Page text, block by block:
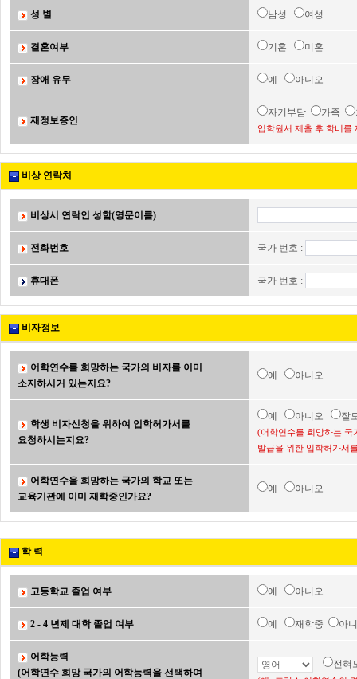
성 별 남성 여성
결혼여부 기혼 미혼
장애 유무 예 아니오
재정보증인
자기부담 가족
입학원서 제출 후 학비를
비상 연락처
비상시 연락인 성함(영문이름)
전화번호 국가 번호 :
휴대폰 국가 번호 :
비자정보
어학연수를 희망하는 국가의 비자를 이미
소지하시거 있는지요?
예 아니오
학생 비자신청을 위하여 입학허가서를
요청하시는지요?
예 아니오 잘
(어학연수를 희망하는 국
발급을 위한 입학허가서
어학연수을 희망하는 국가의 학교 또는
교육기관에 이미 재학중인가요?
예 아니오
학 력
고등학교 졸업 여부 예 아니오
2 - 4 년제 대학 졸업 여부 예 재학중 아
어학능력
(어학연수 희망 국가의 어학능력을 선택하여
전